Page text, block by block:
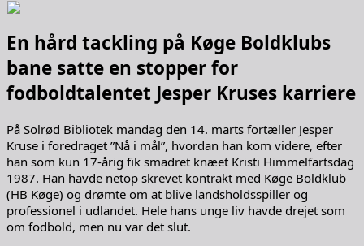
En hård tackling på Køge Boldklubs
bane satte en stopper for
fodboldtalentet Jesper Kruses karriere
På Solrød Bibliotek mandag den 14. marts fortæller Jesper
Kruse i foredraget ”Nå i mål”, hvordan han kom videre, efter
han som kun 17-årig fik smadret knæet Kristi Himmelfartsdag
1987. Han havde netop skrevet kontrakt med Køge Boldklub
(HB Køge) og drømte om at blive landsholdsspiller og
professionel i udlandet. Hele hans unge liv havde drejet som
om fodbold, men nu var det slut.